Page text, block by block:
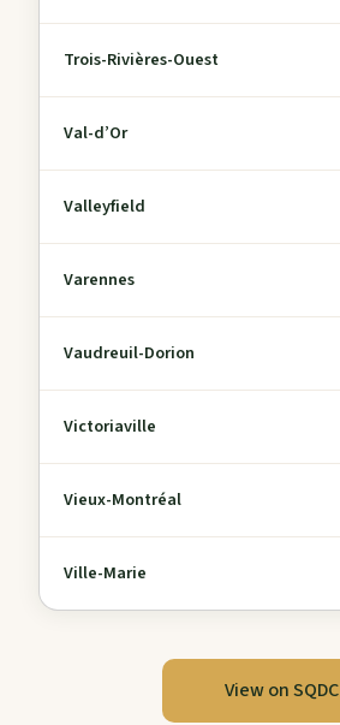
Trois-Rivières-Ouest
Val-d’Or
Valleyfield
Varennes
Vaudreuil-Dorion
Victoriaville
Vieux-Montréal
Ville-Marie
View on SQDC